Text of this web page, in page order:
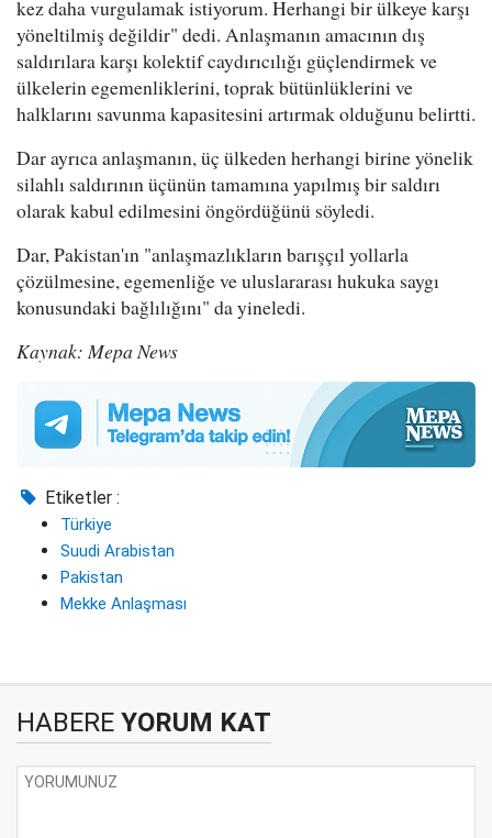
kez daha vurgulamak istiyorum. Herhangi bir ülkeye karşı
yöneltilmiş değildir" dedi. Anlaşmanın amacının dış
saldırılara karşı kolektif caydırıcılığı güçlendirmek ve
ülkelerin egemenliklerini, toprak bütünlüklerini ve
halklarını savunma kapasitesini artırmak olduğunu belirtti.
Dar ayrıca anlaşmanın, üç ülkeden herhangi birine yönelik
silahlı saldırının üçünün tamamına yapılmış bir saldırı
olarak kabul edilmesini öngördüğünü söyledi.
Dar, Pakistan'ın "anlaşmazlıkların barışçıl yollarla
çözülmesine, egemenliğe ve uluslararası hukuka saygı
konusundaki bağlılığını" da yineledi.
Kaynak: Mepa News
Etiketler :
Türkiye
Suudi Arabistan
Pakistan
Mekke Anlaşması
HABERE YORUM KAT